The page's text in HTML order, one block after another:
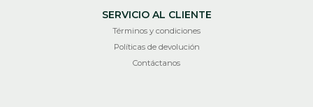
SERVICIO AL CLIENTE
Términos y condiciones
Políticas de devolución
Contáctanos